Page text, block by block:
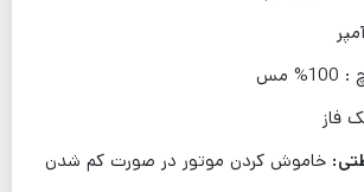
مس
فاز
خاموش کردن موتور در صورت کم شدن